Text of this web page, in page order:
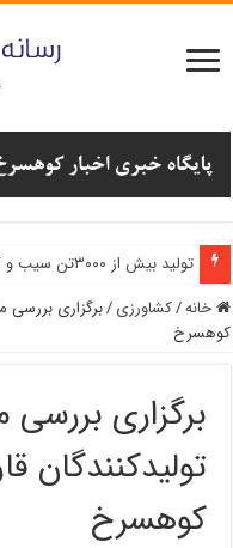
تولید بیش از ۳۰۰۰تن سیب و گلابی در شهرستان کوهسرخ
خانه/کشاورزی /برگزاری بررسی
کوهسرخ
برگزاری
تولیدکنندگان
کوهسرخ